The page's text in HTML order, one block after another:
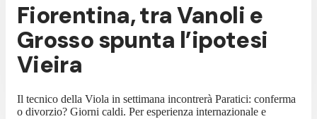
Fiorentina, tra Vanoli e
Grosso spunta l’ipotesi
Vieira
Il tecnico della Viola in settimana incontrerà Paratici: conferma
o divorzio? Giorni caldi. Per esperienza internazionale e